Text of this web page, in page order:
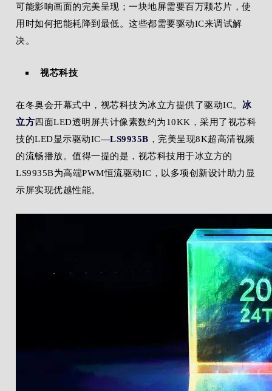
可能影响画面的完美呈现；一块地屏需要百万颗芯片，使
用时如何把能耗降到最低。这些都需要驱动IC来调试解
决。
视芯科技
在冬奥会开幕式中，视芯科技为冰立方提供了驱动IC。 冰
立方四面LED透明屏共计像素数约为10KK，采用了视芯科
技的LED显示驱动IC—LS9935B ，完美呈现8K超高清视频
的流畅播放。值得一提的是，视芯科技用于冰立方的
LS9935B为高端PWM恒流驱动IC，以多项创新设计助力显
示屏实现优越性能。